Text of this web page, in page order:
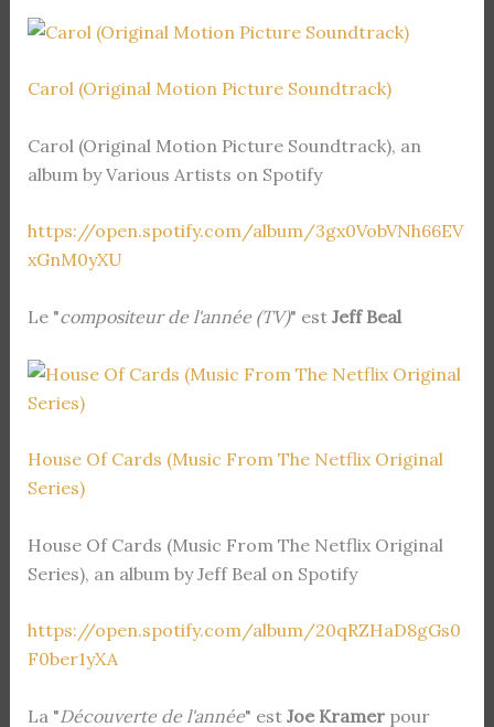
Carol (Original Motion Picture Soundtrack)
Carol (Original Motion Picture Soundtrack), an
album by Various Artists on Spotify
https://open.spotify.com/album/3gx0VobVNh66EV
xGnM0yXU
Le "compositeur de l'année (TV)" est Jeff Beal
House Of Cards (Music From The Netflix Original
Series)
House Of Cards (Music From The Netflix Original
Series), an album by Jeff Beal on Spotify
https://open.spotify.com/album/20qRZHaD8gGs0
F0ber1yXA
La "Découverte de l'année" est Joe Kramerpour